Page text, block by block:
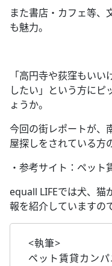
また書店・カフェ等、
も魅力。
「高円寺や荻窪もい
したい」という方にピ
ょうか。
今回の街レポートが、
屋探しをされている方
・参考サイト：ペット
equall LIFEでは犬、猫
報を紹介していますの
<執筆>
ペット賃貸カンパ